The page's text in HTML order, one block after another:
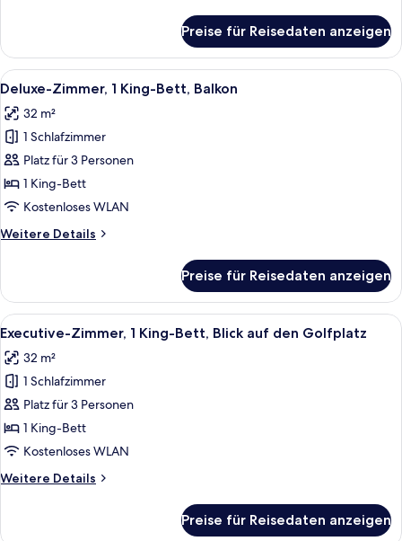
1 King-
Bett
(Guest)
Preise für Reisedaten anzeigen
Alle
Fotos
für
Deluxe-
Zimmer,
1 King-
Bett,
anzeigen
Ein Hotelzimmer mit Bett,
11
Deluxe-Zimmer, 1 King-Bett, Balkon
32 m²
1 Schlafzimmer
Platz für 3 Personen
1 King-Bett
Kostenloses WLAN
Weitere Details
Weitere
Zimmer,
1 King-
Bett,
Preise für Reisedaten anzeigen
Alle
Fotos
für
Executive-
Zimmer,
1 King-
Bett,
auf
Ein Hotelzimmer mit einem großen
7
Executive-Zimmer, 1 King-Bett, Blick auf den Golfplatz
32 m²
1 Schlafzimmer
Platz für 3 Personen
1 King-Bett
Kostenloses WLAN
Weitere Details
Weitere
Preise für Reisedaten anzeigen